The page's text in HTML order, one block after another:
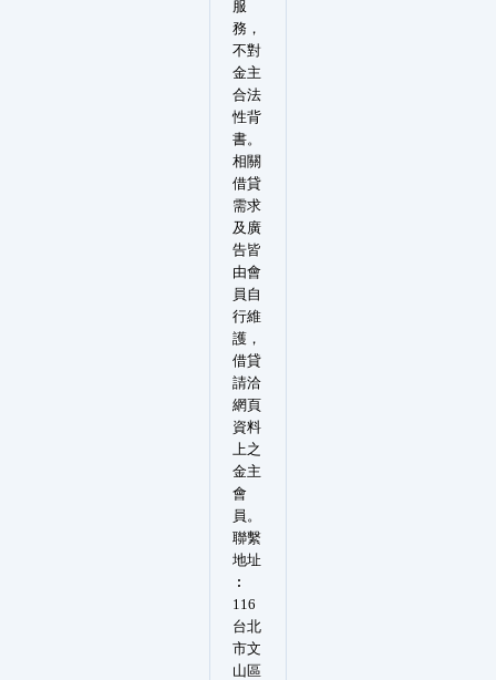
服
務，
不對
金主
合法
性背
書。
相關
借貸
需求
及廣
告皆
由會
員自
行維
護，
借貸
請洽
網頁
資料
上之
金主
會
員。
聯繫
地址
︰
116
台北
市文
山區